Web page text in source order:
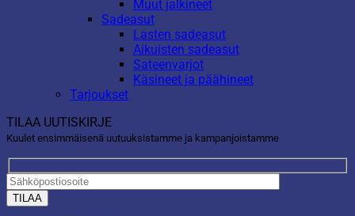
Muut jalkineet
Sadeasut
Lasten sadeasut
Aikuisten sadeasut
Sateenvarjot
Käsineet ja päähineet
Tarjoukset
TILAA UUTISKIRJE
Kuulet ensimmäisenä uutuuksistamme ja kampanjoistamme